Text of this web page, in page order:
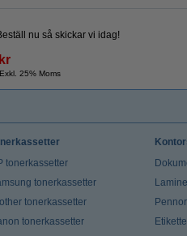
nu så skickar vi idag!
25% Moms
tonerkassetter
tonerkassetter
tonerkassetter
tonerkassetter
Pennor